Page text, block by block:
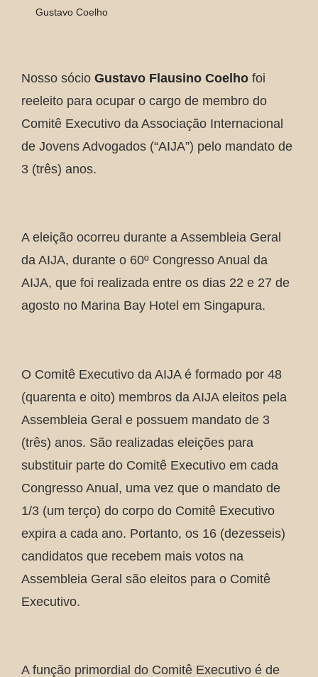
Gustavo Coelho
Nosso sócio Gustavo Flausino Coelho foi
reeleito para ocupar o cargo de membro do
Comitê Executivo da Associação Internacional
de Jovens Advogados (“AIJA”) pelo mandato de
3 (três) anos.
A eleição ocorreu durante a Assembleia Geral
da AIJA, durante o 60º Congresso Anual da
AIJA, que foi realizada entre os dias 22 e 27 de
agosto no Marina Bay Hotel em Singapura.
O Comitê Executivo da AIJA é formado por 48
(quarenta e oito) membros da AIJA eleitos pela
Assembleia Geral e possuem mandato de 3
(três) anos. São realizadas eleições para
substituir parte do Comitê Executivo em cada
Congresso Anual, uma vez que o mandato de
1/3 (um terço) do corpo do Comitê Executivo
expira a cada ano. Portanto, os 16 (dezesseis)
candidatos que recebem mais votos na
Assembleia Geral são eleitos para o Comitê
Executivo.
A função primordial do Comitê Executivo é de